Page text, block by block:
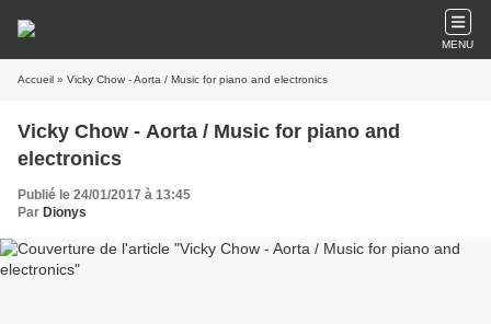
MENU
Accueil » Vicky Chow - Aorta / Music for piano and electronics
Vicky Chow - Aorta / Music for piano and
electronics
Publié le 24/01/2017 à 13:45
Par Dionys